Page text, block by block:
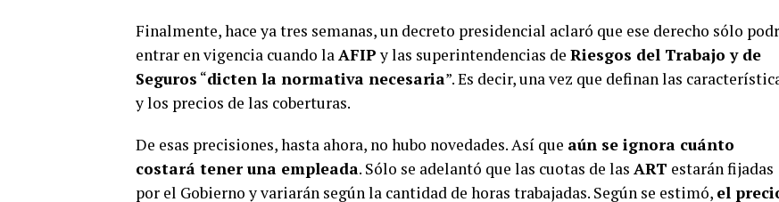
Finalmente, hace ya tres semanas, un decreto presidencial aclaró que ese derecho sólo
entrar en vigencia cuando laAFIPy las superintendencias de Riesgos del Trabajo y de
Seguros “dicten la normativa necesaria”. Es decir, una vez que definan las
y los precios de las coberturas.
De esas precisiones, hasta ahora, no hubo novedades. Así que aún se ignora cuánto
costará tener una empleada. Sólo se adelantó que las cuotas de las ART estarán fijadas
por el Gobierno y variarán según la cantidad de horas trabajadas. Según se estimó, el